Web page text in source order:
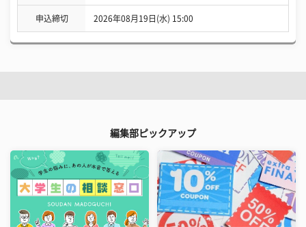
申込締切 2026年08月19日(水) 15:00
編集部ピックアップ